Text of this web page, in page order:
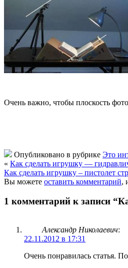
Очень важно, чтобы плоскость
Опубликовано в рубрике Это
« Как сделать игрушку —
Как сделать игрушку – пистолет
Вы можете оставить комментарий,
1 комментарий к записи
Александр Николаевич:
22.11.2012 в 17:31
Очень понравилась статья.